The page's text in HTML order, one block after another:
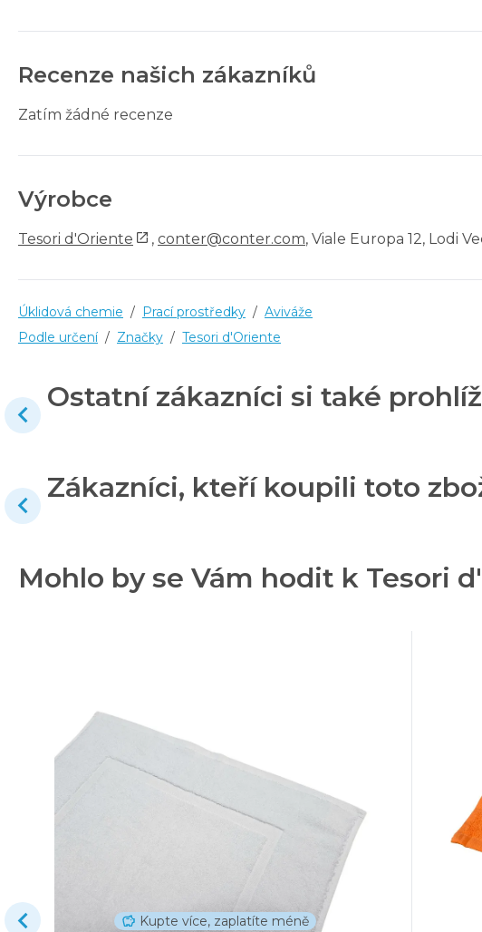
Recenze našich zákazníků
Zatím žádné recenze
Výrobce
Tesori d'Oriente , conter@conter.com, Viale Europa 12, Lodi
Úklidová chemie / Prací prostředky / Aviváže
Podle určení / Značky / Tesori d'Oriente
Ostatní zákazníci si také
Zákazníci, kteří koupili toto
Mohlo by se Vám hodit k Tesori
Kupte více, zaplatíte méně